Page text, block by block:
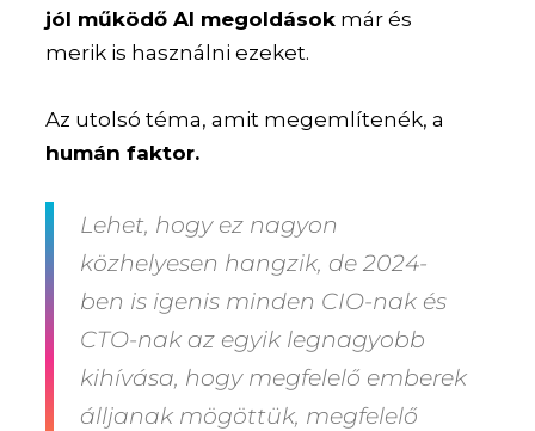
jól működő AI megoldások már és
merik is használni ezeket.
Az utolsó téma, amit megemlítenék, a
humán faktor.
Lehet, hogy ez nagyon
közhelyesen hangzik, de 2024-
ben is igenis minden CIO-nak és
CTO-nak az egyik legnagyobb
kihívása, hogy megfelelő emberek
álljanak mögöttük, megfelelő